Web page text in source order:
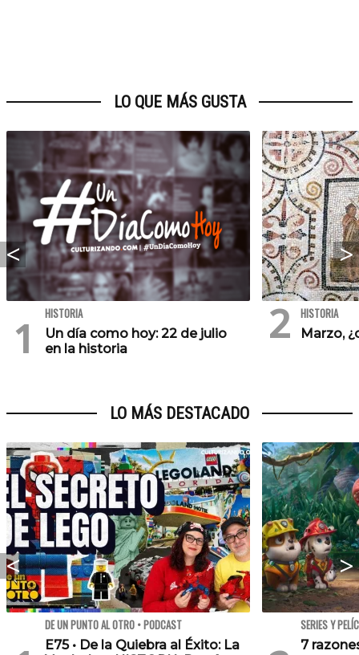
LO QUE MÁS GUSTA
HISTORIA
Un día como hoy: 22 de julio
en la historia
HISTORIA
Marzo,
LO MÁS DESTACADO
DE UN PUNTO AL OTRO • PODCAST
E75 • De la Quiebra al Éxito: La
SERIES Y
7